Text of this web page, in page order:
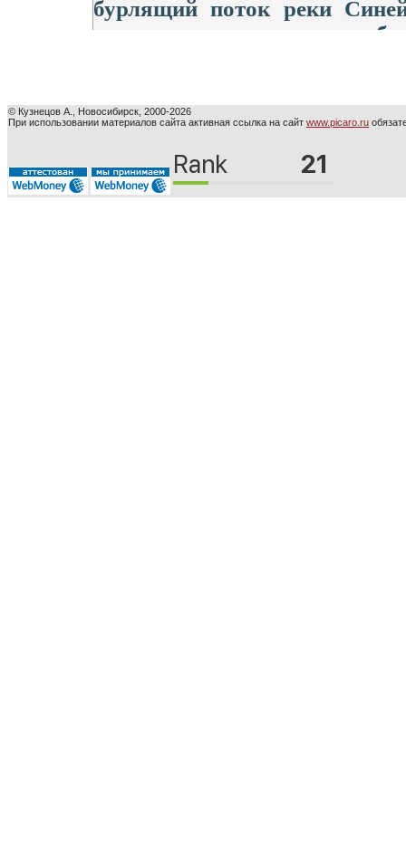
© Кузнецов А., Новосибирск, 2000-2026
При использовании материалов сайта активная ссылка на сайт www.picaro.ru